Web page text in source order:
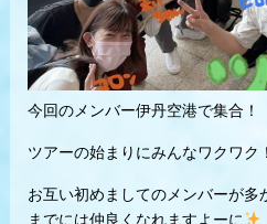
今回のメンバー伊丹空港で集合！
ツアーの始まりにみんなワクワク！
お互い初めましてのメンバーが多